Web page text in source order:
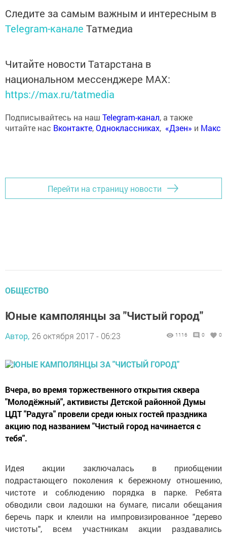
Следите за самым важным и интересным в
Telegram-канале Татмедиа
Читайте новости Татарстана в
национальном мессенджере MАХ:
https://max.ru/tatmedia
Подписывайтесь на наш Telegram-канал, а также
читайте нас Вконтакте,Одноклассниках, «Дзен» и Макс
Перейти на страницу новости
ОБЩЕСТВО
Юные камполянцы за "Чистый город"
Автор, 26 октября 2017 - 06:23 1116 0 0
Вчера, во время торжественного открытия сквера
"Молодёжный", активисты Детской районной Думы
ЦДТ "Радуга" провели среди юных гостей праздника
акцию под названием "Чистый город начинается с
тебя".
Идея акции заключалась в приобщении
подрастающего поколения к бережному отношению,
чистоте и соблюдению порядка в парке. Ребята
обводили свои ладошки на бумаге, писали обещания
беречь парк и клеили на импровизированное "дерево
чистоты", всем участникам акции раздавались